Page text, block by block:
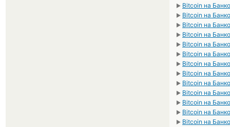
► Bitcoin на
► Bitcoin на
► Bitcoin на
► Bitcoin на
► Bitcoin на
► Bitcoin на
► Bitcoin на
► Bitcoin на
► Bitcoin на
► Bitcoin на
► Bitcoin на
► Bitcoin на
► Bitcoin на